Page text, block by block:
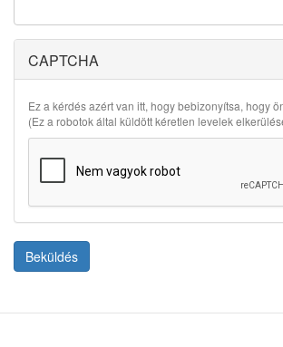
CAPTCHA
Ez a kérdés azért van itt, hogy bebizonyítsa, hogy
(Ez a robotok által küldött kéretlen levelek
Beküldés